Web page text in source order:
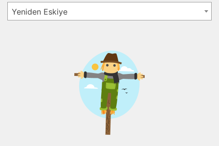
Yeniden Eskiye